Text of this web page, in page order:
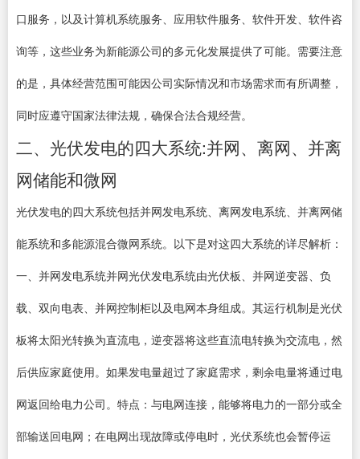
口服务，以及计算机系统服务、应用软件服务、软件开发、软件咨
询等，这些业务为新能源公司的多元化发展提供了可能。需要注意
的是，具体经营范围可能因公司实际情况和市场需求而有所调整，
同时应遵守国家法律法规，确保合法合规经营。
二、光伏发电的四大系统:并网、离网、并离
网储能和微网
光伏发电的四大系统包括并网发电系统、离网发电系统、并离网储
能系统和多能源混合微网系统。以下是对这四大系统的详尽解析：
一、并网发电系统并网光伏发电系统由光伏板、并网逆变器、负
载、双向电表、并网控制柜以及电网本身组成。其运行机制是光伏
板将太阳光转换为直流电，逆变器将这些直流电转换为交流电，然
后供应家庭使用。如果发电量超过了家庭需求，剩余电量将通过电
网返回给电力公司。特点：与电网连接，能够将电力的一部分或全
部输送回电网；在电网出现故障或停电时，光伏系统也会暂停运